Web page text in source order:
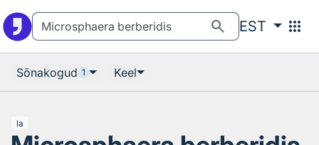
search EST apps
Sõnakogud 1 Keel
la